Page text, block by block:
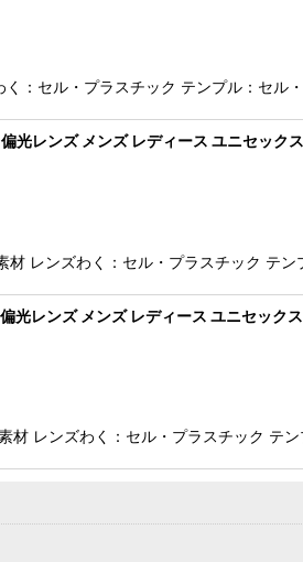
：セル・プラスチック テンプル：セ
光レンズ メンズ レディース ユニセックス
レンズわく：セル・プラスチック テ
光レンズ メンズ レディース ユニセックス
材 レンズわく：セル・プラスチック